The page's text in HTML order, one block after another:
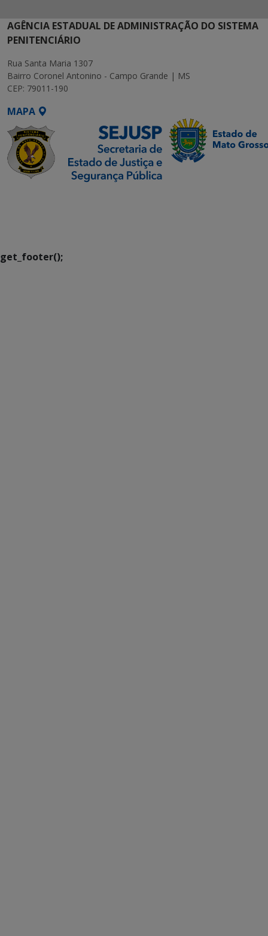
AGÊNCIA ESTADUAL DE ADMINISTRAÇÃO DO SISTEMA
PENITENCIÁRIO
Rua Santa Maria 1307
Bairro Coronel Antonino - Campo Grande | MS
CEP: 79011-190
MAPA
get_footer();